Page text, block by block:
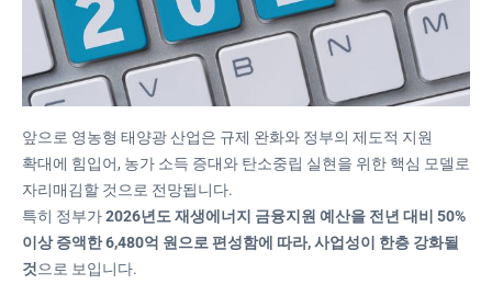
앞으로 영농형 태양광 산업은 규제 완화와 정부의 제도적 지원
확대에 힘입어, 농가 소득 증대와 탄소중립 실현을 위한 핵심 모델로
자리매김할 것으로 전망됩니다.
특히 정부가2026년도 재생에너지 금융지원 예산을 전년 대비 50%
이상 증액한 6,480억 원으로 편성함에 따라, 사업성이 한층 강화될
것으로 보입니다.